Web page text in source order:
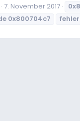
7. November 2017
0x800704c7